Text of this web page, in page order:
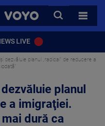
VOYO
CAUTA
TOATE
LIVE
dezvăluie planul „radical” de reducere a
planul
a imigraţiei.
dură ca